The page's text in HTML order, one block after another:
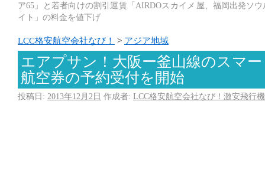
ア65」と若者向けの割引運賃「AIRDOスカイメ
イト」の料金を値下げ
屋、福岡出発ソ
LCC格安航空会社なび！ > アジア地域
エアプサン！大阪ー釜山線のスマ
航空券の予約受付を開始
投稿日: 2013年12月2日 作成者: LCC格安航空会社なび！激安飛行